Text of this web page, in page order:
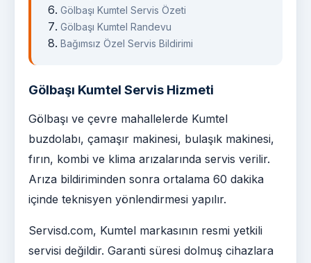
Gölbaşı Kumtel Servis Özeti
Gölbaşı Kumtel Randevu
Bağımsız Özel Servis Bildirimi
Gölbaşı Kumtel Servis Hizmeti
Gölbaşı ve çevre mahallelerde Kumtel
buzdolabı, çamaşır makinesi, bulaşık makinesi,
fırın, kombi ve klima arızalarında servis verilir.
Arıza bildiriminden sonra ortalama 60 dakika
içinde teknisyen yönlendirmesi yapılır.
Servisd.com, Kumtel markasının resmi yetkili
servisi değildir. Garanti süresi dolmuş cihazlara